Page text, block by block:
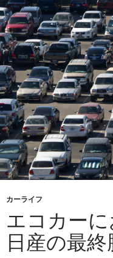
カーライフ
エコカー
日産の最